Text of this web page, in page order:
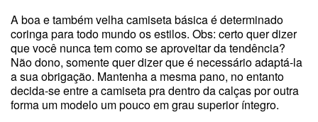
A boa e também velha camiseta básica é determinado
coringa para todo mundo os estilos. Obs: certo quer dizer
que você nunca tem como se aproveitar da tendência?
Não dono, somente quer dizer que é necessário adaptá-la
a sua obrigação. Mantenha a mesma pano, no entanto
decida-se entre a camiseta pra dentro da calças por outra
forma um modelo um pouco em grau superior íntegro.